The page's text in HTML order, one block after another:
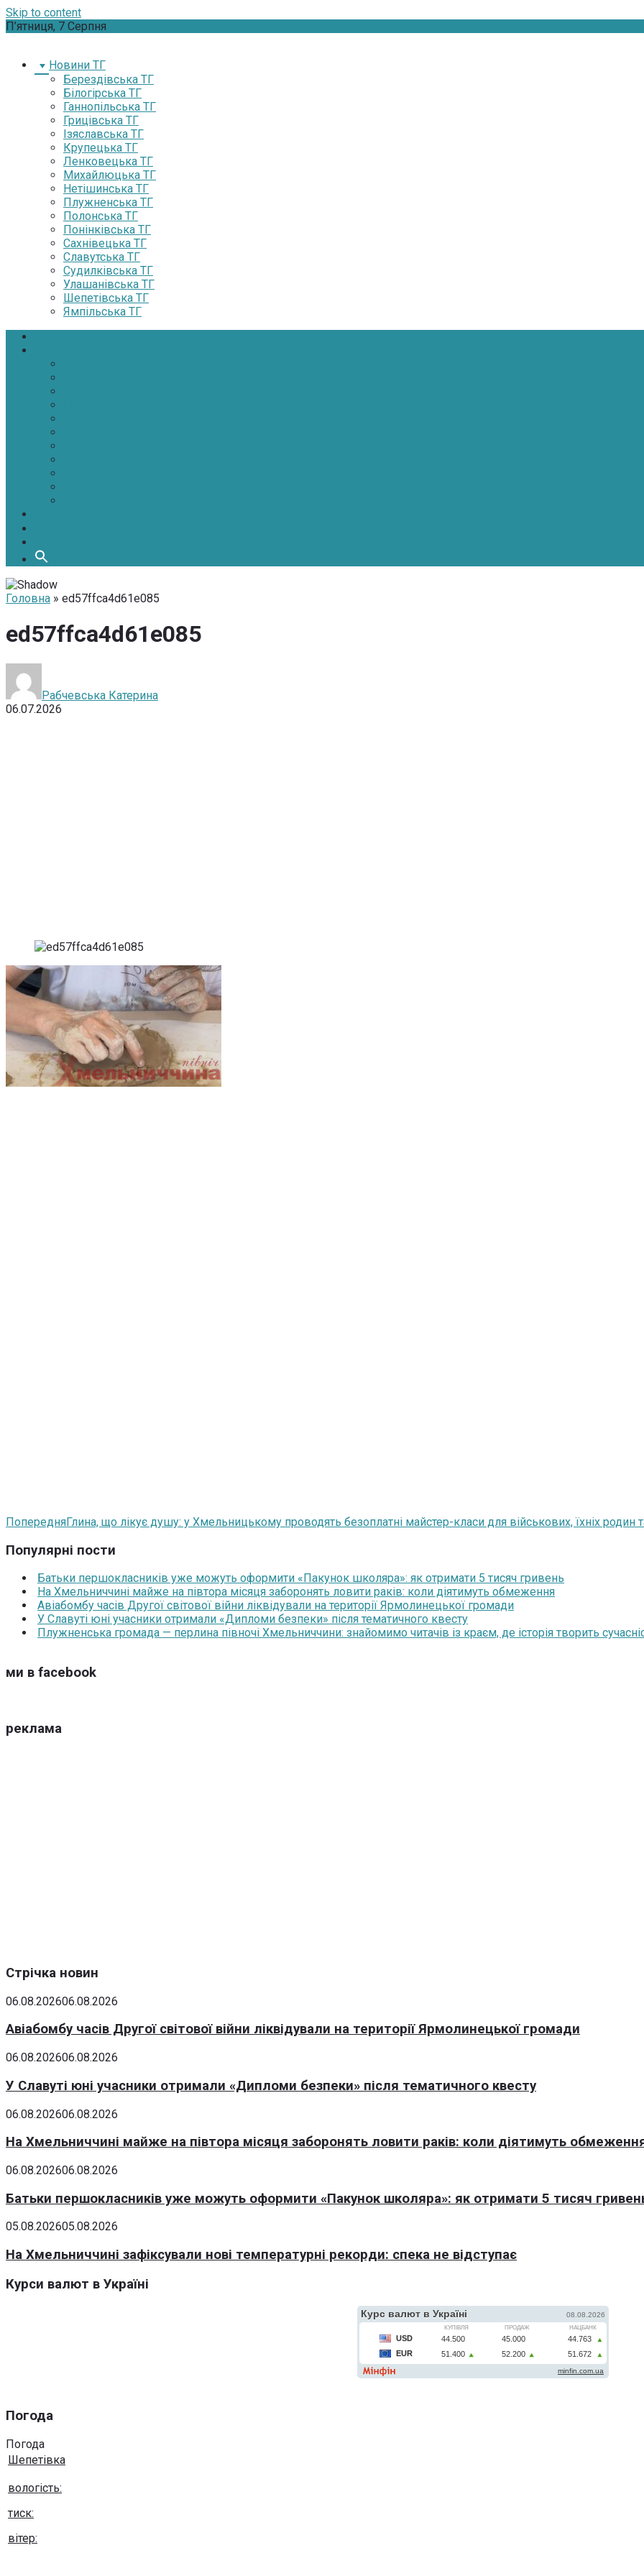
Skip to content
П’ятниця, 7 Серпня
Новини ТГ
Берездівська ТГ
Білогірська ТГ
Ганнопільська ТГ
Грицівська ТГ
Ізяславська ТГ
Крупецька ТГ
Ленковецька ТГ
Михайлюцька ТГ
Нетішинська ТГ
Плужненська ТГ
Полонська ТГ
Понінківська ТГ
Сахнівецька ТГ
Славутська ТГ
Судилківська ТГ
Улашанівська ТГ
Шепетівська ТГ
Ямпільська ТГ
Головна » ed57ffca4d61e085
ed57ffca4d61e085
Рабчевська Катерина
06.07.2026
ПопередняГлина, що лікує душу: у Хмельницькому проводять безоплатні майстер-класи для військових, їхніх родин
Популярні пости
Батьки першокласників уже можуть оформити «Пакунок школяра»: як отримати 5 тисяч гривень
На Хмельниччині майже на півтора місяця заборонять ловити раків: коли діятимуть обмеження
Авіабомбу часів Другої світової війни ліквідували на території Ярмолинецької громади
У Славуті юні учасники отримали «Дипломи безпеки» після тематичного квесту
Плужненська громада — перлина півночі Хмельниччини: знайомимо читачів із краєм, де історія творить
ми в facebook
реклама
Стрічка новин
06.08.202606.08.2026
Авіабомбу часів Другої світової війни ліквідували на території Ярмолинецької громади
06.08.202606.08.2026
У Славуті юні учасники отримали «Дипломи безпеки» після тематичного квесту
06.08.202606.08.2026
На Хмельниччині майже на півтора місяця заборонять ловити раків: коли діятимуть
06.08.202606.08.2026
Батьки першокласників уже можуть оформити «Пакунок школяра»: як отримати 5 тисяч
05.08.202605.08.2026
На Хмельниччині зафіксували нові температурні рекорди: спека не відступає
Курси валют в Україні
Погода
Погода
Шепетівка
вологість:
тиск:
вітер: